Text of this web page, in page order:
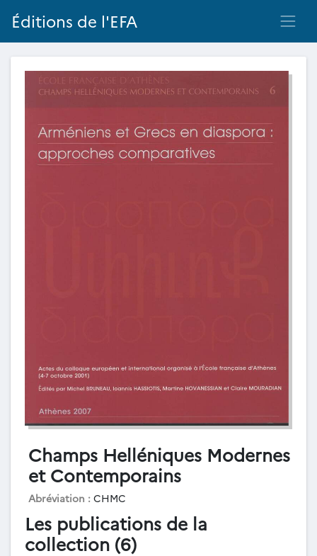
Éditions de l'EFA
Champs Helléniques Modernes
et Contemporains
Abréviation : CHMC
Les publications de la
collection (6)